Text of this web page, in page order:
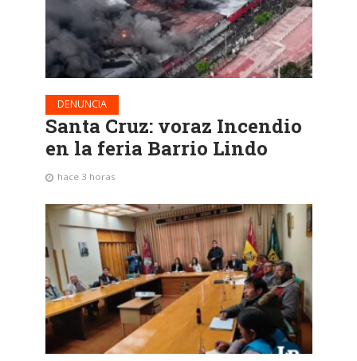
DENUNCIA
Santa Cruz: voraz Incendio
en la feria Barrio Lindo
hace 3 horas